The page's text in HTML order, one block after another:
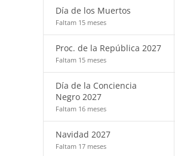
Día de los Muertos
Faltam 15 meses
Proc. de la República 2027
Faltam 15 meses
Día de la Conciencia
Negro 2027
Faltam 16 meses
Navidad 2027
Faltam 17 meses